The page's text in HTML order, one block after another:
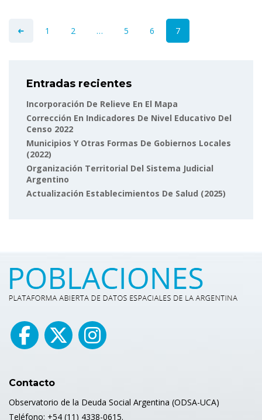
1 2 … 5 6 7
Entradas recientes
Incorporación De Relieve En El Mapa
Corrección En Indicadores De Nivel Educativo Del
Censo 2022
Municipios Y Otras Formas De Gobiernos Locales
(2022)
Organización Territorial Del Sistema Judicial
Argentino
Actualización Establecimientos De Salud (2025)
Contacto
Observatorio de la Deuda Social Argentina (ODSA-UCA)
Teléfono: +54 (11) 4338-0615.